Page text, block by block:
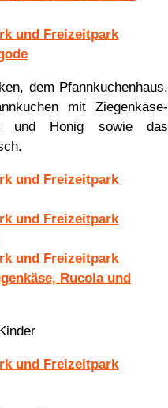
dem Pfannkuchenhaus.
mit Ziegenkäse-
und Honig sowie das